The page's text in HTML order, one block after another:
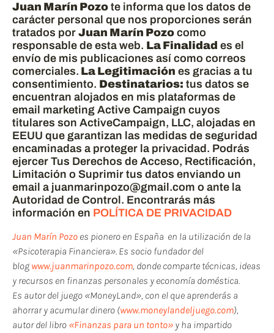
Juan Marín Pozo te informa que los datos de
carácter personal que nos proporciones serán
tratados por Juan Marín Pozo como
responsable de esta web. La Finalidad es el
envío de mis publicaciones así como correos
comerciales. La Legitimación es gracias a tu
consentimiento. Destinatarios: tus datos se
encuentran alojados en mis plataformas de
email marketing Active Campaign cuyos
titulares son ActiveCampaign, LLC, alojadas en
EEUU que garantizan las medidas de seguridad
encaminadas a proteger la privacidad. Podrás
ejercer Tus Derechos de Acceso, Rectificación,
Limitación o Suprimir tus datos enviando un
email a juanmarinpozo@gmail.com o ante la
Autoridad de Control. Encontrarás más
información en POLÍTICA DE PRIVACIDAD
Juan Marín Pozo es pionero en España en la utilización de la
«Psicoterapia Financiera». Es socio fundador del
blogwww.juanmarinpozo.com, donde comparte técnicas, ideas
y recursos en finanzas personales y economía doméstica.
Es autor del juego «MoneyLand», con el que aprenderás a
ahorrar y acumular dinero (www.moneylandeljuego.com),
autor del libro «Finanzas para un tonto» y ha impartido